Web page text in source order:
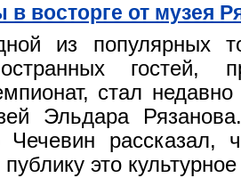
восторге от музея
из популярных
гостей,
стал
Эльдара
рассказал,
это